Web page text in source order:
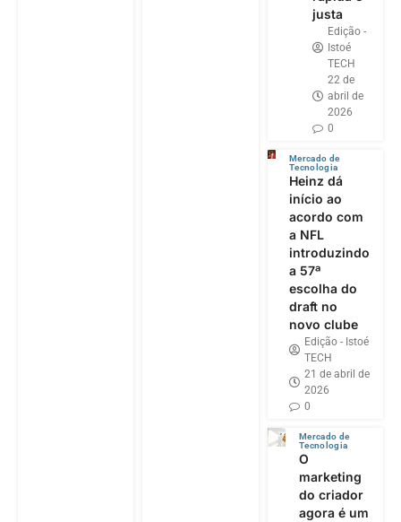
justa
Edição -
Istoé
TECH
22 de
abril de
2026
0
Mercado de
Tecnologia
Heinz dá
início ao
acordo com
a NFL
introduzindo
a 57ª
escolha do
draft no
novo clube
Edição - Istoé
TECH
21 de abril de
2026
0
Mercado de
Tecnologia
O
marketing
do criador
agora é um